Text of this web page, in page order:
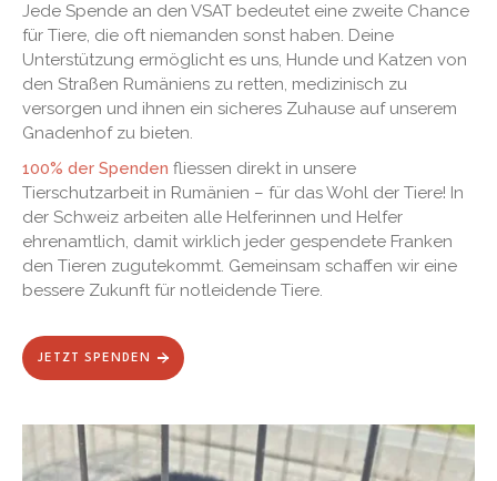
Jede Spende an den VSAT bedeutet eine zweite Chance
für Tiere, die oft niemanden sonst haben. Deine
Unterstützung ermöglicht es uns, Hunde und Katzen von
den Straßen Rumäniens zu retten, medizinisch zu
versorgen und ihnen ein sicheres Zuhause auf unserem
Gnadenhof zu bieten.
100% der Spenden fliessen direkt in unsere
Tierschutzarbeit in Rumänien – für das Wohl der Tiere! In
der Schweiz arbeiten alle Helferinnen und Helfer
ehrenamtlich, damit wirklich jeder gespendete Franken
den Tieren zugutekommt. Gemeinsam schaffen wir eine
bessere Zukunft für notleidende Tiere.
JETZT SPENDEN